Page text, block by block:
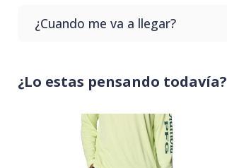
sin costo en nuestro punto de retiro.
¿Cuando me va a llegar?
¿Lo estas pensando todavía?